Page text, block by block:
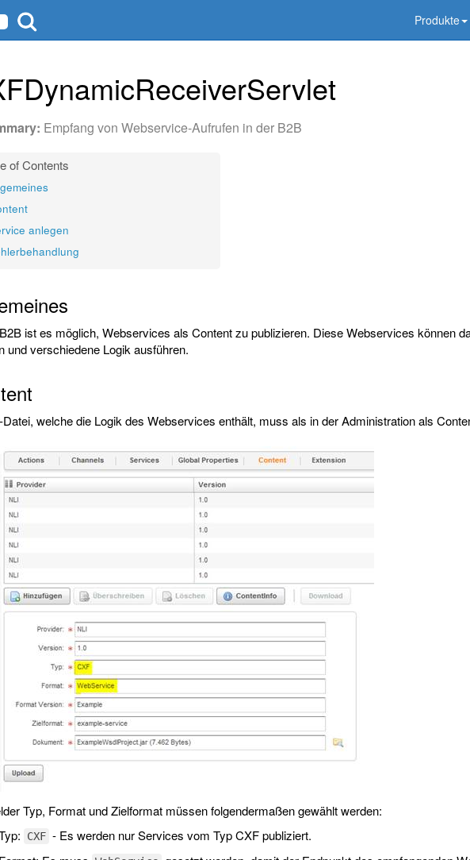
Produkte
Empfang von Webservice-Aufrufen in der B2B
anlegen
ist es möglich, Webservices als Content zu publizieren. Diese Webservices können
und verschiedene Logik ausführen.
Datei, welche die Logik des Webservices enthält, muss als in der Administration als
Typ, Format und Zielformat müssen folgendermaßen gewählt werden:
CXF - Es werden nur Services vom Typ CXF publiziert.